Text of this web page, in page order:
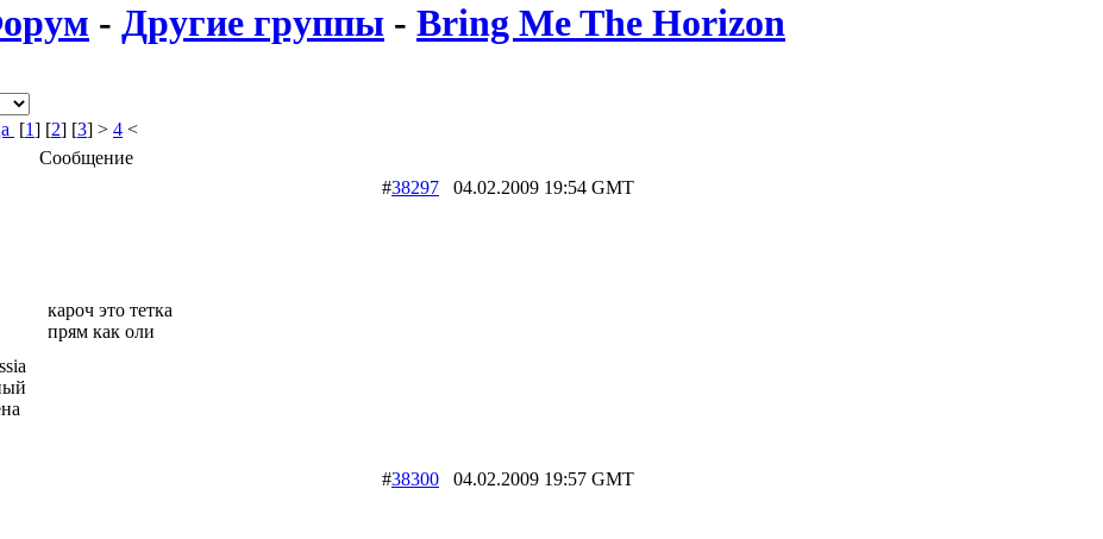
- Другие группы - Bring Me The Horizon
[1] [2] [3] > 4 <
Сообщение
#38297 04.02.2009 19:54 GMT
кароч это тетка
прям как оли
#38300 04.02.2009 19:57 GMT